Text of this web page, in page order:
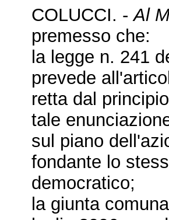
COLUCCI. -Al
premesso che:
la legge n. 241
prevede
retta dal
tale
sul piano
fondante lo
democratico;
la giunta